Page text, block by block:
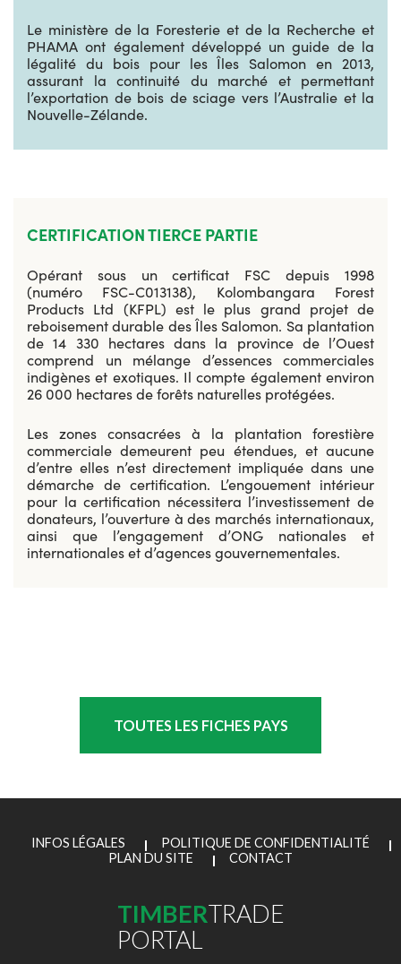
Le ministère de la Foresterie et de la Recherche et
PHAMA ont également développé un guide de la
légalité du bois pour les Îles Salomon en 2013,
assurant la continuité du marché et permettant
l’exportation de bois de sciage vers l’Australie et la
Nouvelle-Zélande.
CERTIFICATION TIERCE PARTIE
Opérant sous un certificat FSC depuis 1998
(numéro FSC-C013138), Kolombangara Forest
Products Ltd (KFPL) est le plus grand projet de
reboisement durable des Îles Salomon. Sa plantation
de 14 330 hectares dans la province de l’Ouest
comprend un mélange d’essences commerciales
indigènes et exotiques. Il compte également environ
26 000 hectares de forêts naturelles protégées.
Les zones consacrées à la plantation forestière
commerciale demeurent peu étendues, et aucune
d’entre elles n’est directement impliquée dans une
démarche de certification. L’engouement intérieur
pour la certification nécessitera l’investissement de
donateurs, l’ouverture à des marchés internationaux,
ainsi que l’engagement d’ONG nationales et
internationales et d’agences gouvernementales.
TOUTES LES FICHES PAYS
INFOS LÉGALES
POLITIQUE DE CONFIDENTIALITÉ
PLAN DU SITE
CONTACT
TIMBERTRADE
PORTAL